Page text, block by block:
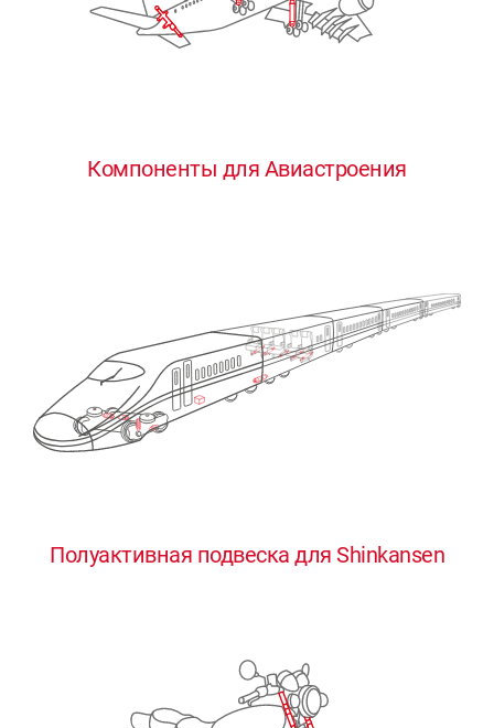
Компоненты для Авиастроения
Полуактивная подвеска для Shinkansen
00
2
0
2
0
2
0